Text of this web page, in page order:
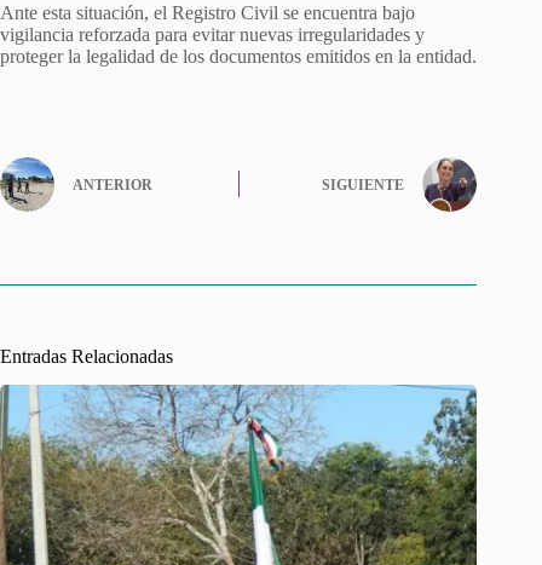
Ante esta situación, el Registro Civil se encuentra bajo
vigilancia reforzada para evitar nuevas irregularidades y
proteger la legalidad de los documentos emitidos en la entidad.
ANTERIOR SIGUIENTE
Entradas Relacionadas